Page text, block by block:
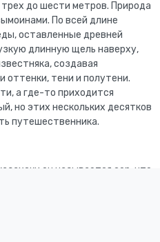
до шести метров. Природа
По всей длине
оставленные древней
длинную щель наверху,
создавая
оттенки, тени и полутени.
а где-то приходится
но этих нескольких десятков
путешественника.
он называется сор, что